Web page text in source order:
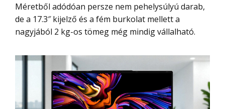
Méretből adódóan persze nem pehelysúlyú darab,
de a 17.3″ kijelző és a fém burkolat mellett a
nagyjából 2 kg-os tömeg még mindig vállalható.